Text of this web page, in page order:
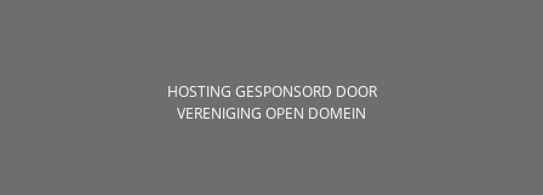
HOSTING GESPONSORD DOOR
VERENIGING OPEN DOMEIN